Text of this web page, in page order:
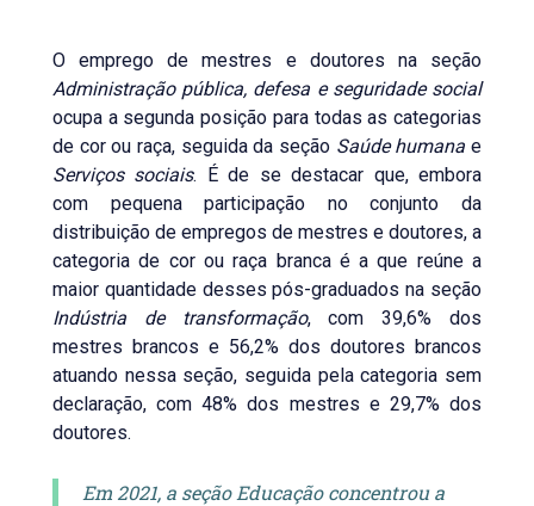
O emprego de mestres e doutores na seção
Administração pública, defesa e seguridade social
ocupa a segunda posição para todas as categorias
de cor ou raça, seguida da seção Saúde humana e
Serviços sociais. É de se destacar que, embora
com pequena participação no conjunto da
distribuição de empregos de mestres e doutores, a
categoria de cor ou raça branca é a que reúne a
maior quantidade desses pós-graduados na seção
Indústria de transformação, com 39,6% dos
mestres brancos e 56,2% dos doutores brancos
atuando nessa seção, seguida pela categoria sem
declaração, com 48% dos mestres e 29,7% dos
doutores.
Em 2021, a seção Educação concentrou a